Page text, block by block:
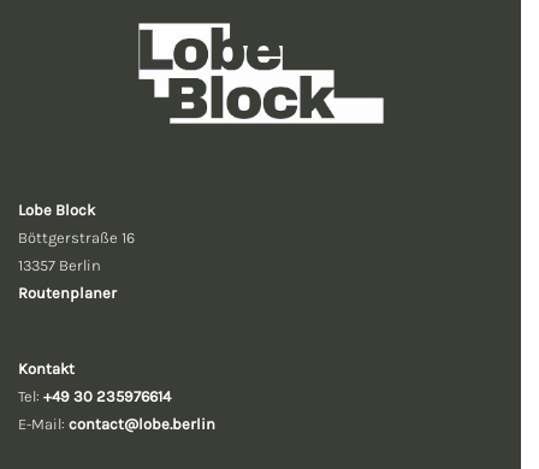
Lobe Block
Böttgerstraße 16
13357 Berlin
Routenplaner
Kontakt
Tel: +49 30 235976614
E-Mail: contact@lobe.berlin